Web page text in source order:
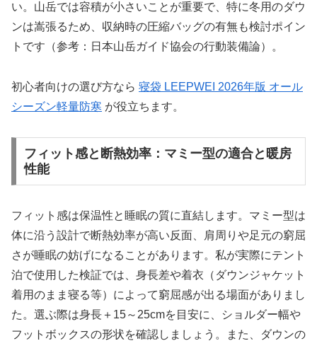
い。山岳では容積が小さいことが重要で、特に冬用のダウ
ンは嵩張るため、収納時の圧縮バッグの有無も検討ポイン
トです（参考：日本山岳ガイド協会の行動装備論）。
初心者向けの選び方なら 寝袋 LEEPWEI 2026年版 オール
シーズン軽量防寒 が役立ちます。
フィット感と断熱効率：マミー型の適合と暖房
性能
フィット感は保温性と睡眠の質に直結します。マミー型は
体に沿う設計で断熱効率が高い反面、肩周りや足元の窮屈
さが睡眠の妨げになることがあります。私が実際にテント
泊で使用した検証では、身長差や着衣（ダウンジャケット
着用のまま寝る等）によって窮屈感が出る場面がありまし
た。選ぶ際は身長＋15～25cmを目安に、ショルダー幅や
フットボックスの形状を確認しましょう。また、ダウンの